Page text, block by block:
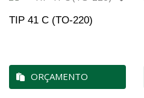
TIP 41 C (TO-220)
ORÇAMENTO